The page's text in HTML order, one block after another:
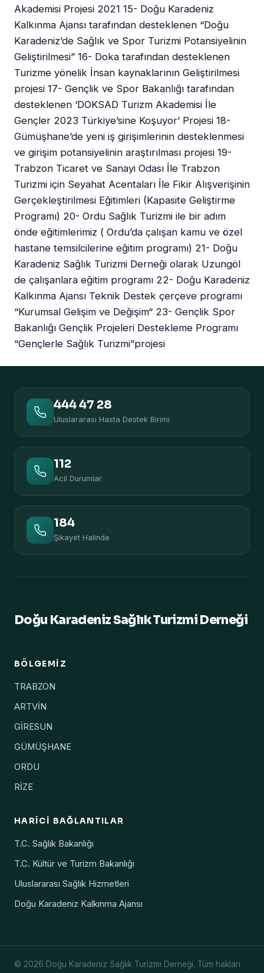
Akademisi Projesi 2021 15- Doğu Karadeniz
Kalkınma Ajansı tarafından desteklenen “Doğu
Karadeniz’de Sağlık ve Spor Turizmi Potansiyelinin
Geliştirilmesi” 16- Doka tarafından desteklenen
Turizme yönelik İnsan kaynaklarının Geliştirilmesi
projesi 17- Gençlik ve Spor Bakanlığı tarafından
desteklenen ‘DOKSAD Turizm Akademisi İle
Gençler 2023 Türkiye’sine Koşuyor’ Projesi 18-
Gümüşhane’de yeni iş girişimlerinin desteklenmesi
ve girişim potansiyelinin araştırılması projesi 19-
Trabzon Ticaret ve Sanayi Odası İle Trabzon
Turizmi için Seyahat Acentaları İle Fikir Alışverişinin
Gerçekleştirilmesi Eğitimleri (Kapasite Geliştirme
Programı) 20- Ordu Sağlık Turizmi ile bir adım
önde eğitimlerimiz ( Ordu’da çalışan kamu ve özel
hastane temsilcilerine eğitim programı) 21- Doğu
Karadeniz Sağlık Turizmi Derneği olarak Uzungöl
de çalışanlara eğitim programı 22- Doğu Karadeniz
Kalkınma Ajansı Teknik Destek çerçeve programı
“Kurumsal Gelişim ve Değişim“ 23- Gençlik Spor
Bakanlığı Gençlik Projeleri Destekleme Programı
“Gençlerle Sağlık Turizmi”projesi
444 47 28
Uluslararası Hasta Destek Birimi
112
Acil Durumlar
184
Şikayet Halinde
Doğu Karadeniz Sağlık Turizmi Derneği
BÖLGEMIZ
TRABZON
ARTVİN
GİRESUN
GÜMÜŞHANE
ORDU
RİZE
HARICI BAĞLANTILAR
T.C. Sağlık Bakanlığı
T.C. Kültür ve Turizm Bakanlığı
Uluslararası Sağlık Hizmetleri
Doğu Karadeniz Kalkınma Ajansı
© 2026 Doğu Karadeniz Sağlık Turizmi Derneği. Tüm hakları